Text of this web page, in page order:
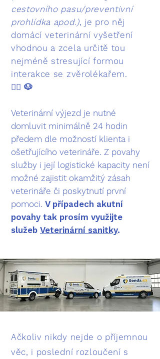
cestovního pasu/preventivní
prohlídka apod.), je pro něj
domácí veterinární vyšetření
vhodnou a zcela určitě tou
nejméně stresující formou
interakce se zvěrolékařem.
👨‍⚕️ 🐶
Veterinární výjezd je nutné
domluvit minimálně 24 hodin
předem dle možností klienta i
ošetřujícího veterináře. Z povahy
služby i její logistické kapacity není
možné zajistit okamžitý zásah
veterináře či poskytnutí první
pomoci. V případech akutní
povahy tak prosím využijte
služeb Veterinární sanitky.
Ačkoliv nikdy nejde o příjemnou
věc, i poslední rozloučení s